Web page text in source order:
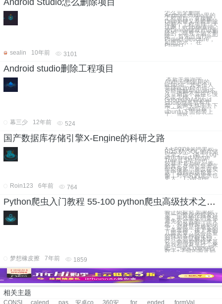
Android Studio怎么删除项目
怎么完全删除
Android studio里的
工程项目。直接按
Delete键又不能删除
掉整个工程项目。天
坑啊！eclipse直接
按Delete键就可以删
除的，研究了如下删
除： 首先点击File—
Project Structure，
如图所示： 在
Project
sealin
10年前 3101
Android studio删除工程项目
本新手最近学
Android都是用的
eclipse。其实个人
觉得eclipse不错，
可能接触Android不
久，倒也不觉得它慢
还是怎样。对于
Google的Android
studio也是早有耳
闻，前两天终于去下
了一个，win7跟
ubuntu下面都装上
了。当然，
幕三少
12年前 524
国产数据库存储引擎X-Engine的科研之路
X-Engine是阿里云
RDS MySQL 的存储
引擎之一，基于Log-
structured Merge
Tree (LSM-tree)，
较基于 B-tree 一族
的其它存储引擎而言
年轻很多，所以在实
践中遇到问题也更
多，对研究的需求也
更大。 LSM-tree
Roin123
6年前 764
Python爬虫入门教程 55-100 python爬虫高级技术之验证码篇
验证码探究 如果你
是一个数据挖掘爱好
者，那么验证码是你
避免不过去的一个天
坑，和各种验证码斗
争，必然是你成长的
一条道路，接下来的
几篇文章，我会尽量
的找到各种验证码，
并且去尝试解决掉
它，中间有些技术甚
至我都没有见过，来
吧，一起Coding吧
数字+字母的验证码
梦想橡皮擦
7年前 1859
相关主题
CONSISTENCY passionate form_load ended